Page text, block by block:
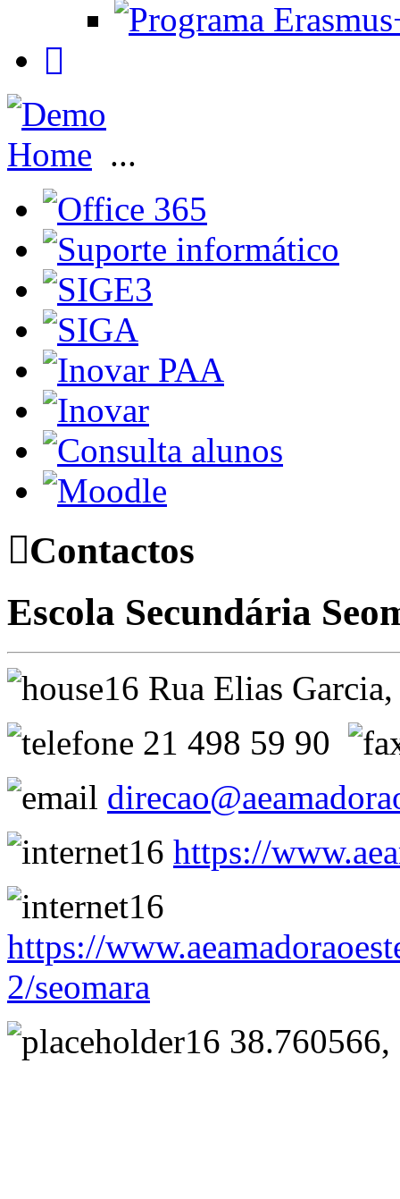
Home ...
Contactos
Escola Secundária
Rua Elias
21 498 59 90
https://
https://
2/seomara